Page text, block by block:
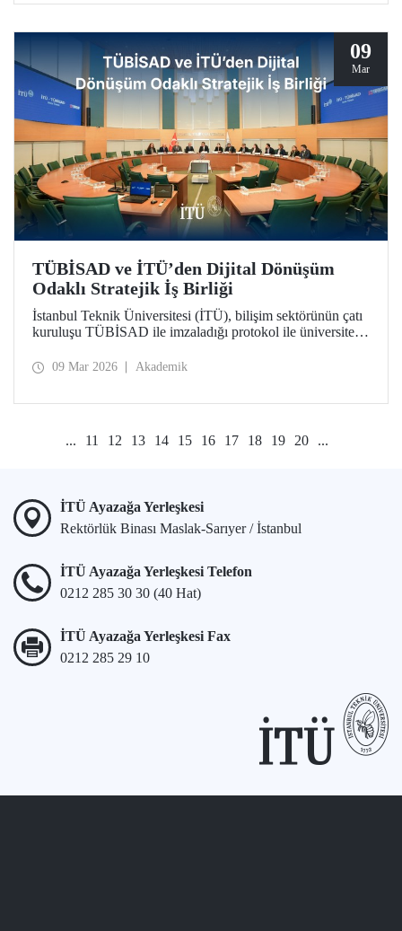
09
Mar
TÜBİSAD ve İTÜ’den Dijital Dönüşüm
Odaklı Stratejik İş Birliği
İstanbul Teknik Üniversitesi (İTÜ), bilişim sektörünün çatı
kuruluşu TÜBİSAD ile imzaladığı protokol ile üniversite-
09 Mar 2026 Akademik
... 11 12 13 14 15 16 17 18 19 20 ...
İTÜ Ayazağa Yerleşkesi
Rektörlük Binası Maslak-Sarıyer / İstanbul
İTÜ Ayazağa Yerleşkesi Telefon
0212 285 30 30 (40 Hat)
İTÜ Ayazağa Yerleşkesi Fax
0212 285 29 10